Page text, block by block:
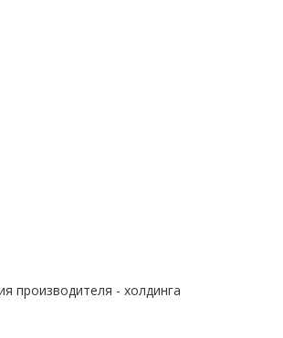
производителя - холдинга